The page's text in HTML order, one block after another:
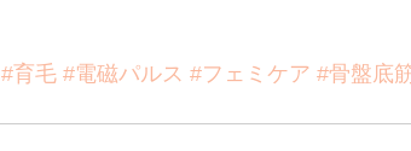
#育毛 #電磁パルス #フェミケア #骨盤底